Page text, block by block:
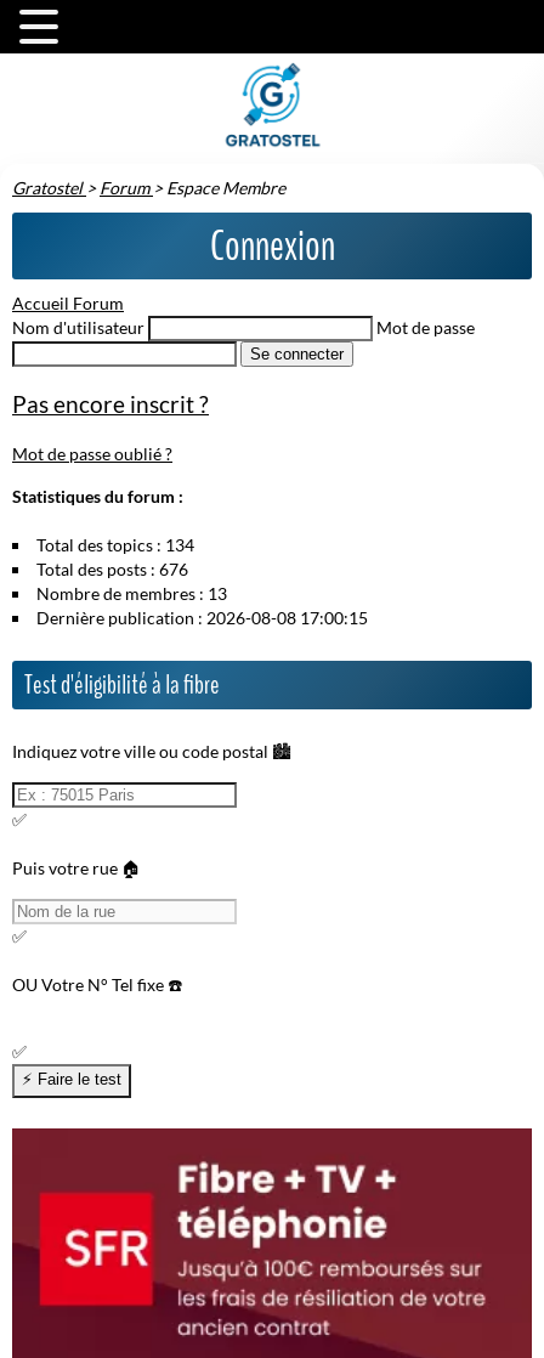
Gratostel >Forum >Espace Membre
Connexion
Accueil Forum
Nom d'utilisateur
Mot de passe
Se connecter
Pas encore inscrit ?
Mot de passe oublié ?
Statistiques du forum :
Total des topics : 134
Total des posts : 676
Nombre de membres : 13
Dernière publication : 2026-08-08 17:00:15
Test d'éligibilité à la fibre
Indiquez votre ville ou code postal 🏙️
✅
Puis votre rue 🏠
✅
OUVotre N° Tel fixe ☎️
✅